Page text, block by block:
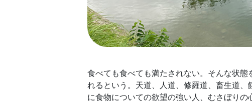
食べても食べても満たされない。そんな状
れるという。天道、人道、修羅道、畜生道
に食物についての欲望の強い人、むさぼりの